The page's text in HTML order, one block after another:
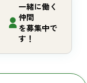
一緒に働く
仲間
を募集中で
す！